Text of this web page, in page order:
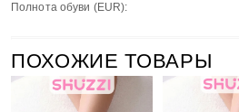
Полнота обуви (EUR):
ПОХОЖИЕ ТОВАРЫ